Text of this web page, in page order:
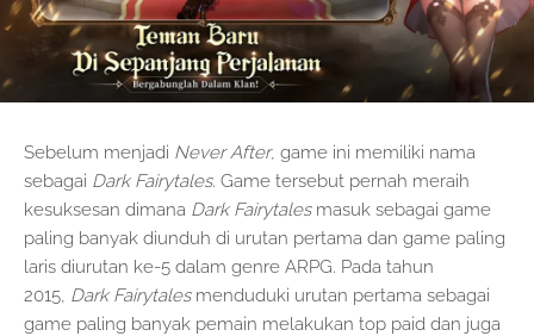
Sebelum menjadi Never After, game ini memiliki nama
sebagai Dark Fairytales. Game tersebut pernah meraih
kesuksesan dimana Dark Fairytalesmasuk sebagai game
paling banyak diunduh di urutan pertama dan game paling
laris diurutan ke-5 dalam genre ARPG. Pada tahun
2015, Dark Fairytalesmenduduki urutan pertama sebagai
game paling banyak pemain melakukan top paid dan juga